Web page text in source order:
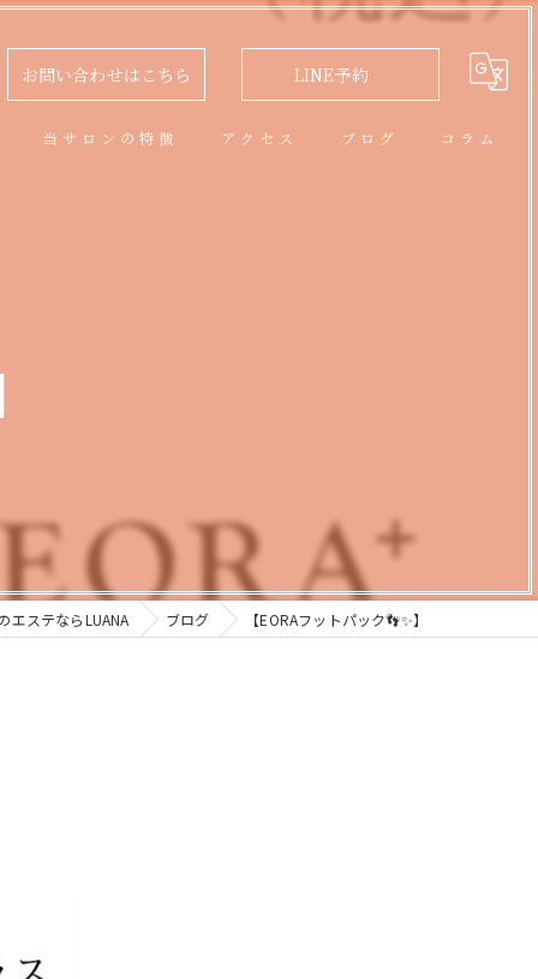
お問い合わせはこちら LINE予約
当サロンの特徴 アクセス ブログ コラム
エステならLUANA ブログ 【EORAフットパック👣✨】